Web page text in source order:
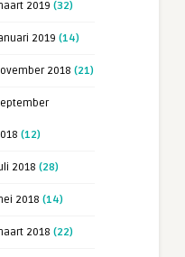
2019 (32)
2019 (14)
2018 (21)
(12)
2018 (28)
2018 (14)
2018 (22)